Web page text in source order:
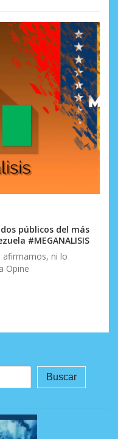
públicos del más
#MEGANALISIS
afirmamos, ni lo
Opine
Buscar